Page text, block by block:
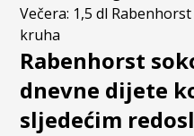
Večera: 1,5 dl
kruha
Rabenhorst
dnevne dijete
sljedećim